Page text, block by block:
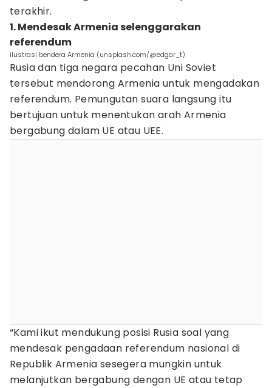
terakhir.
1. Mendesak Armenia selenggarakan
referendum
ilustrasi bendera Armenia (unsplash.com/@edgar_t)
Rusia dan tiga negara pecahan Uni Soviet
tersebut mendorong Armenia untuk mengadakan
referendum. Pemungutan suara langsung itu
bertujuan untuk menentukan arah Armenia
bergabung dalam UE atau UEE.
“Kami ikut mendukung posisi Rusia soal yang
mendesak pengadaan referendum nasional di
Republik Armenia sesegera mungkin untuk
melanjutkan bergabung dengan UE atau tetap